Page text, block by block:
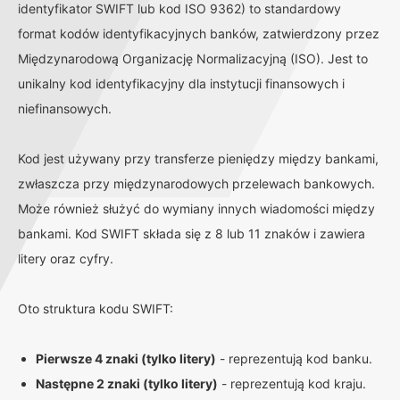
identyfikator SWIFT lub kod ISO 9362) to standardowy
format kodów identyfikacyjnych banków, zatwierdzony przez
Międzynarodową Organizację Normalizacyjną (ISO). Jest to
unikalny kod identyfikacyjny dla instytucji finansowych i
niefinansowych.
Kod jest używany przy transferze pieniędzy między bankami,
zwłaszcza przy międzynarodowych przelewach bankowych.
Może również służyć do wymiany innych wiadomości między
bankami. Kod SWIFT składa się z 8 lub 11 znaków i zawiera
litery oraz cyfry.
Oto struktura kodu SWIFT:
Pierwsze 4 znaki (tylko litery) - reprezentują kod banku.
Następne 2 znaki (tylko litery) - reprezentują kod kraju.